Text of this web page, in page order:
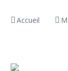
Accueil